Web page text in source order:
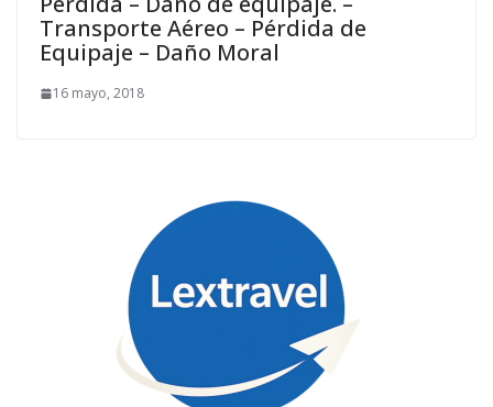
Transporte Aéreo – Pérdida de
Equipaje – Daño Moral
16 mayo, 2018